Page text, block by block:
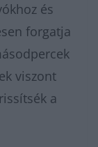
és
forgatja
viszont
a